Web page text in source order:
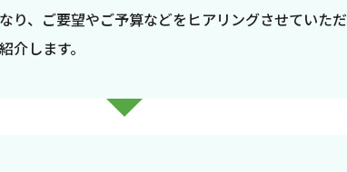
り、ご要望やご予算などをヒアリングさせていただ
介します。